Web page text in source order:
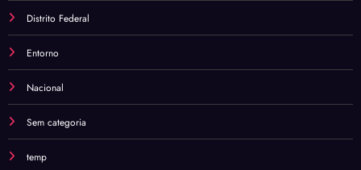
Distrito Federal
Entorno
Nacional
Sem categoria
temp